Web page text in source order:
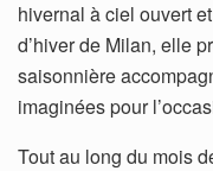
hivernal à ciel ouvert
d’hiver de Milan, elle
saisonnière
imaginées pour
Tout au long du mois